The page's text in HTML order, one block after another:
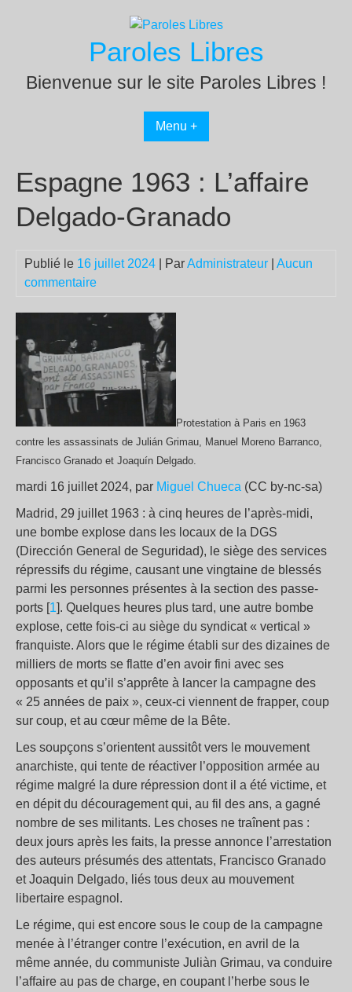
Paroles Libres
Bienvenue sur le site Paroles Libres !
Menu +
Espagne 1963 : L’affaire
Delgado-Granado
Publié le 16 juillet 2024 | ParAdministrateur
Aucun
commentaire
Protestation à Paris en 1963
contre les assassinats de Julián Grimau, Manuel Moreno Barranco,
Francisco Granado et Joaquín Delgado.
mardi 16 juillet 2024, par Miguel Chueca (CC by-nc-sa)
Madrid, 29 juillet 1963 : à cinq heures de l’après-midi,
une bombe explose dans les locaux de la DGS
(Dirección General de Seguridad), le siège des services
répressifs du régime, causant une vingtaine de blessés
parmi les personnes présentes à la section des passe-
ports [1]. Quelques heures plus tard, une autre bombe
explose, cette fois-ci au siège du syndicat « vertical »
franquiste. Alors que le régime établi sur des dizaines de
milliers de morts se flatte d’en avoir fini avec ses
opposants et qu’il s’apprête à lancer la campagne des
« 25 années de paix », ceux-ci viennent de frapper, coup
sur coup, et au cœur même de la Bête.
Les soupçons s’orientent aussitôt vers le mouvement
anarchiste, qui tente de réactiver l’opposition armée au
régime malgré la dure répression dont il a été victime, et
en dépit du découragement qui, au fil des ans, a gagné
nombre de ses militants. Les choses ne traînent pas :
deux jours après les faits, la presse annonce l’arrestation
des auteurs présumés des attentats, Francisco Granado
et Joaquin Delgado, liés tous deux au mouvement
libertaire espagnol.
Le régime, qui est encore sous le coup de la campagne
menée à l’étranger contre l’exécution, en avril de la
même année, du communiste Juliàn Grimau, va conduire
l’affaire au pas de charge, en coupant l’herbe sous le